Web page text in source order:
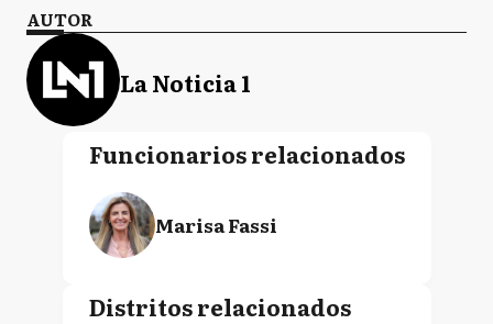
AUTOR
La Noticia 1
Funcionarios relacionados
Marisa Fassi
Distritos relacionados